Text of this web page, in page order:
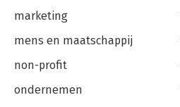
marketing
mens en maatschappij
non-profit
ondernemen